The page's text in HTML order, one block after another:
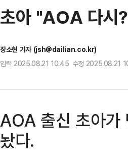
초아 "AOA 다시
장소현 기자 (jsh@dailian.co.kr)
입력 2025.08.21 10:45 수정 2025.08.21
AOA 출신 초아가
놨다.